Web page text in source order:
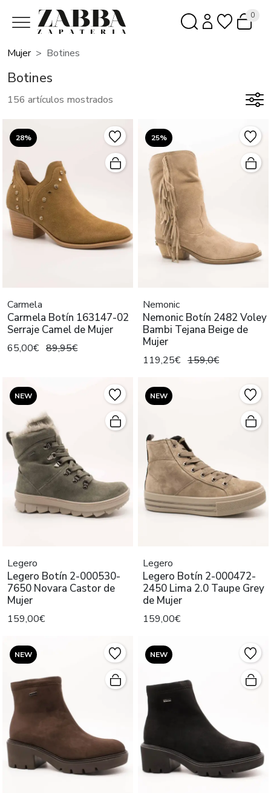
0
Mujer Botines
Botines
156 artículos mostrados
28%
Carmela
Carmela Botín 163147-02
Serraje Camel de Mujer
65,00€ 89,95€
25%
Nemonic
Nemonic Botín 2482 Voley
Bambi Tejana Beige de
Mujer
119,25€ 159,0€
NEW
Legero
Legero Botín 2-000530-
7650 Novara Castor de
Mujer
159,00€
NEW
Legero
Legero Botín 2-000472-
2450 Lima 2.0 Taupe Grey
de Mujer
159,00€
NEW NEW